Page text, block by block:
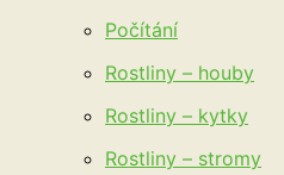
Počítání
Rostliny – houby
Rostliny – kytky
Rostliny – stromy